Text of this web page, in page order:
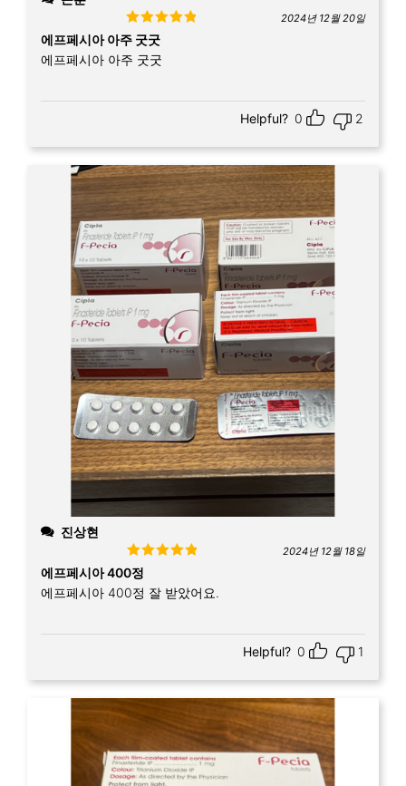
Rated
of 5
2024년 12월 20일
에프페시아 아주 굿굿
에프페시아 아주 굿굿
Helpful? 0 2
진상현
Rated
of 5
2024년 12월 18일
에프페시아 400정
에프페시아 400정 잘 받았어요.
Helpful? 0 1